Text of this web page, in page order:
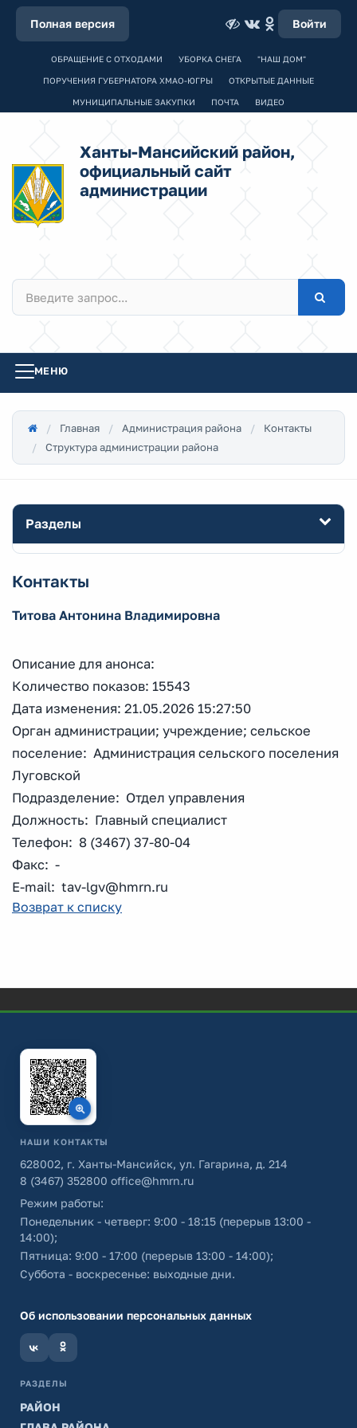
Полная версия Войти
ОБРАЩЕНИЕ С ОТХОДАМИ УБОРКА СНЕГА "НАШ ДОМ"
ПОРУЧЕНИЯ ГУБЕРНАТОРА ХМАО-ЮГРЫ ОТКРЫТЫЕ ДАННЫЕ
МУНИЦИПАЛЬНЫЕ ЗАКУПКИ ПОЧТА ВИДЕО
Ханты-Мансийский район,
официальный сайт
администрации
МЕНЮ
Главная Администрация района
Контакты
Структура администрации района
Разделы
Контакты
Титова Антонина Владимировна
Описание для анонса:
Количество показов: 15543
Дата изменения: 21.05.2026 15:27:50
Орган администрации; учреждение; сельское
поселение: Администрация сельского поселения
Луговской
Подразделение: Отдел управления
Должность: Главный специалист
Телефон: 8 (3467) 37-80-04
Факс: -
E-mail: tav-lgv@hmrn.ru
Возврат к списку
НАШИ КОНТАКТЫ
628002, г. Ханты-Мансийск, ул. Гагарина, д. 214
8 (3467) 352800 office@hmrn.ru
Режим работы:
Понедельник - четверг: 9:00 - 18:15 (перерыв 13:00 -
14:00);
Пятница: 9:00 - 17:00 (перерыв 13:00 - 14:00);
Суббота - воскресенье: выходные дни.
Об использовании персональных данных
РАЗДЕЛЫ
РАЙОН